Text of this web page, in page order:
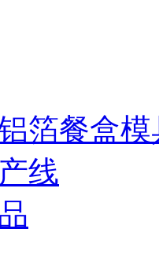
箔餐盒模
线